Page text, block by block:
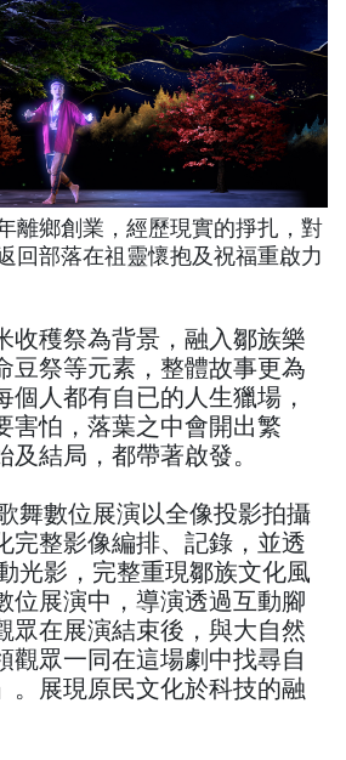
離鄉創業，經歷現實的掙扎，對
回部落在祖靈懷抱及祝福重啟力
收穫祭為背景，融入鄒族樂
豆祭等元素，整體故事更為
個人都有自已的人生獵場，
害怕，落葉之中會開出繁
結局，都帶著啟發。
舞數位展演以全像投影拍攝
完整影像編排、記錄，並透
光影，完整重現鄒族文化風
位展演中，導演透過互動腳
眾在展演結束後，與大自然
觀眾一同在這場劇中找尋自
。展現原民文化於科技的融